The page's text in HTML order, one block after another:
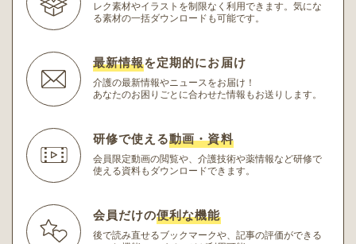
レク素材やイラストを制限なく利用できます。 気にな
る素材の一括ダウンロードも可能です。
最新情報を定期的にお届け
介護の最新情報やニュースをお届け！
あなたのお困りごとに合わせた情報もお送りします。
研修で使える動画・資料
会員限定動画の閲覧や、介護技術や薬情報など研修で
使える資料もダウンロードできます。
会員だけの便利な機能
後で読み直せるブックマークや、記事の評価ができる